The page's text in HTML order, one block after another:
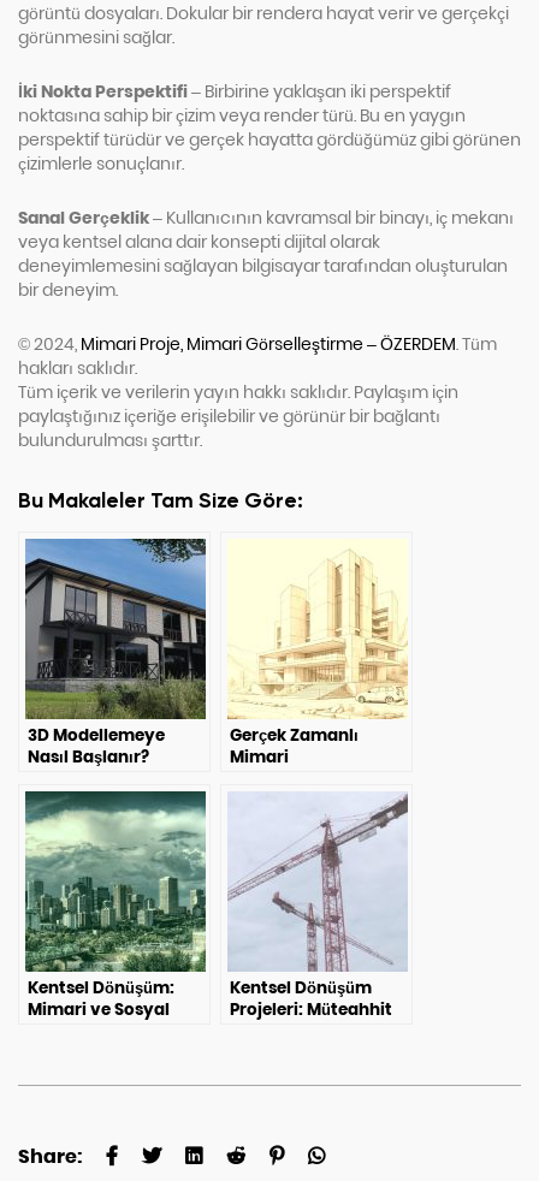
görüntü dosyaları. Dokular bir rendera hayat verir ve gerçekçi
görünmesini sağlar.
İki Nokta Perspektifi– Birbirine yaklaşan iki perspektif
noktasına sahip bir çizim veya render türü. Bu en yaygın
perspektif türüdür ve gerçek hayatta gördüğümüz gibi görünen
çizimlerle sonuçlanır.
Sanal Gerçeklik– Kullanıcının kavramsal bir binayı, iç mekanı
veya kentsel alana dair konsepti dijital olarak
deneyimlemesini sağlayan bilgisayar tarafından oluşturulan
bir deneyim.
© 2024, Mimari Proje, Mimari Görselleştirme – ÖZERDEM. Tüm
hakları saklıdır.
Tüm içerik ve verilerin yayın hakkı saklıdır. Paylaşım için
paylaştığınız içeriğe erişilebilir ve görünür bir bağlantı
bulundurulması şarttır.
Bu Makaleler Tam Size Göre:
3D Modellemeye
Nasıl Başlanır?
Gerçek Zamanlı
Mimari
Süreç Odaklı Yeni Bir
Yaklaşım
Kentsel Dönüşüm:
Mimari ve Sosyal
Kentsel Dönüşüm
Projeleri: Müteahhit
Share: